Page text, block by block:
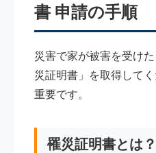
書 申請の手順
災害で家が被害を受け
災証明書」を取得して
重要です。
罹災証明書とは？